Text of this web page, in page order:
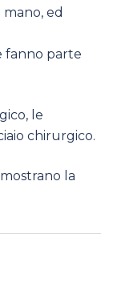
ed
fanno parte
le
chirurgico.
la